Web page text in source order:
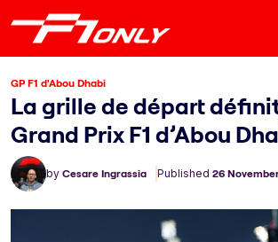
GP F1 d'Abou Dhabi
La grille de départ
Grand Prix F1 d’Abou
by Cesare Ingrassia Published 26